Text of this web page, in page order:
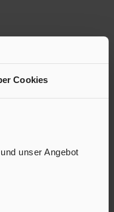
Cookies
unser Angebot